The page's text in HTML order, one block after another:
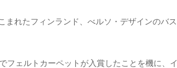
まれたフィンランド、べルソ・デザインのバス
フェルトカーペットが入賞したことを機に、イ